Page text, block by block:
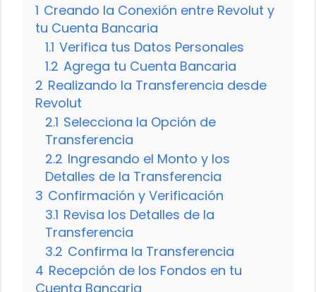
1 Creando la Conexión entre Revolut y
tu Cuenta Bancaria
1.1 Verifica tus Datos Personales
1.2 Agrega tu Cuenta Bancaria
2 Realizando la Transferencia desde
Revolut
2.1 Selecciona la Opción de
Transferencia
2.2 Ingresando el Monto y los
Detalles de la Transferencia
3 Confirmación y Verificación
3.1 Revisa los Detalles de la
Transferencia
3.2 Confirma la Transferencia
4 Recepción de los Fondos en tu
Cuenta Bancaria